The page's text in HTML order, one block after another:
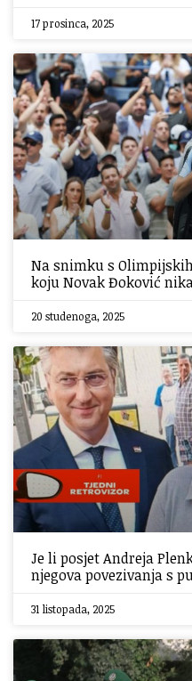
17 prosinca, 2025
Na snimku s
koju Novak Đoković
20 studenoga, 2025
Je li posjet Andreja
njegova povezivanja s
31 listopada, 2025